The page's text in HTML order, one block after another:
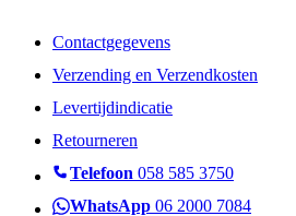
Contactgegevens
Verzending en Verzendkosten
Levertijdindicatie
Retourneren
Telefoon 058 585 3750
WhatsApp 06 2000 7084